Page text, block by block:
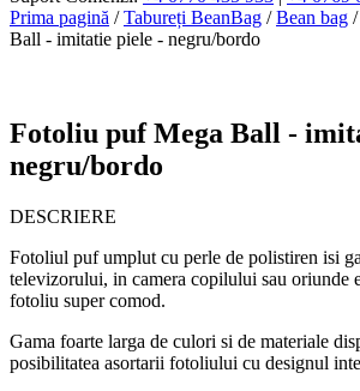
Prima pagină /Tabureți BeanBag /Bean bag
Ball - imitatie piele - negru/bordo
Fotoliu puf Mega Ball -
negru/bordo
DESCRIERE
Fotoliul puf umplut cu perle de polistiren isi
televizorului, in camera copilului sau oriunde
fotoliu super comod.
Gama foarte larga de culori si de materiale
posibilitatea asortarii fotoliului cu designul